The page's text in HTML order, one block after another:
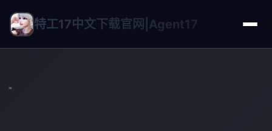
特工17中文下载官网|Agent17